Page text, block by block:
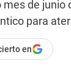
de junio
para
en